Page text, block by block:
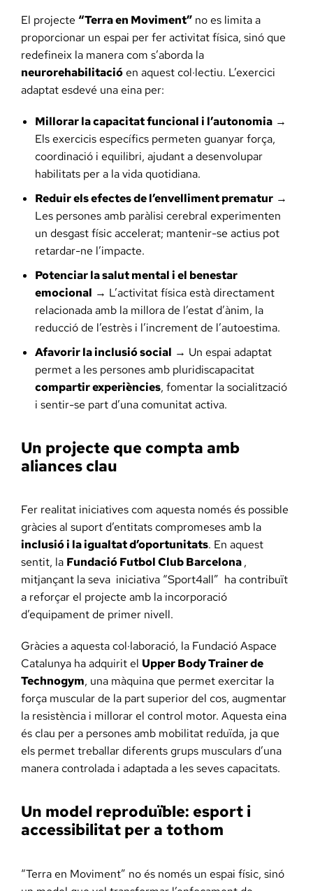
El projecte “Terra en Moviment” no es limita a
proporcionar un espai per fer activitat física, sinó que
redefineix la manera com s’aborda la
neurorehabilitacióen aquest col·lectiu. L’exercici
adaptat esdevé una eina per:
Millorar la capacitat funcional i l’autonomia →
Els exercicis específics permeten guanyar força,
coordinació i equilibri, ajudant a desenvolupar
habilitats per a la vida quotidiana.
Reduir els efectes de l’envelliment prematur →
Les persones amb paràlisi cerebral experimenten
un desgast físic accelerat; mantenir-se actius pot
retardar-ne l’impacte.
Potenciar la salut mental i el benestar
emocional → L’activitat física està directament
relacionada amb la millora de l’estat d’ànim, la
reducció de l’estrès i l’increment de l’autoestima.
Afavorir la inclusió social → Un espai adaptat
permet a les persones amb pluridiscapacitat
compartir experiències, fomentar la socialització
i sentir-se part d’una comunitat activa.
Un projecte que compta amb
aliances clau
Fer realitat iniciatives com aquesta només és possible
gràcies al suport d’entitats compromeses amb la
inclusió i la igualtat d’oportunitats. En aquest
sentit, la Fundació Futbol Club Barcelona,
mitjançant la seva iniciativa “Sport4all” ha contribuït
a reforçar el projecte amb la incorporació
d’equipament de primer nivell.
Gràcies a aquesta col·laboració, la Fundació Aspace
Catalunya ha adquirit el Upper Body Trainer de
Technogym, una màquina que permet exercitar la
força muscular de la part superior del cos, augmentar
la resistència i millorar el control motor. Aquesta eina
és clau per a persones amb mobilitat reduïda, ja que
els permet treballar diferents grups musculars d’una
manera controlada i adaptada a les seves capacitats.
Un model reproduïble: esport i
accessibilitat per a tothom
“Terra en Moviment” no és només un espai físic, sinó